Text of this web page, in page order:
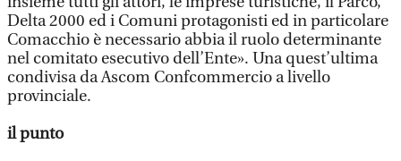
Delta 2000 ed i Comuni protagonisti ed in particolare
Comacchio è necessario abbia il ruolo determinante
nel comitato esecutivo dell’Ente». Una quest’ultima
condivisa da Ascom Confcommercio a livello
provinciale.
il punto